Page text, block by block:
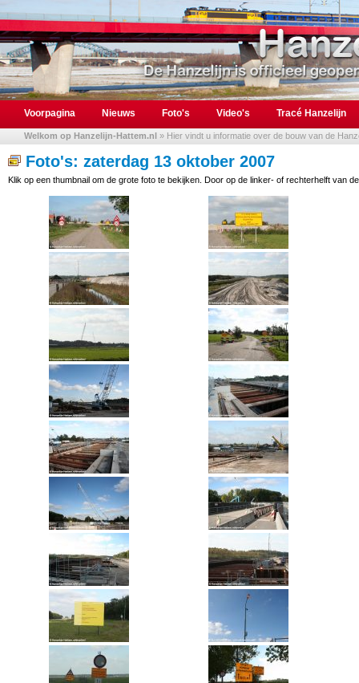
Voorpagina Nieuws Foto's Video's Tracé Hanzelijn
Welkom op Hanzelijn-Hattem.nl » Hier vindt u informatie over de bouw van de
Foto's: zaterdag 13 oktober 2007
Klik op een thumbnail om de grote foto te bekijken. Door op de linker- of rechterhelft van